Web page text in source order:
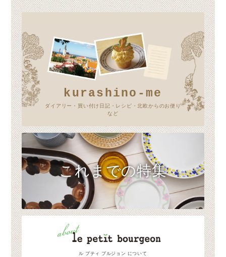
kurashino-me
ダイアリー・買い付け日記・レシピ・北欧からのお便り
など
これまでの特集
ル プティ ブルジョン について